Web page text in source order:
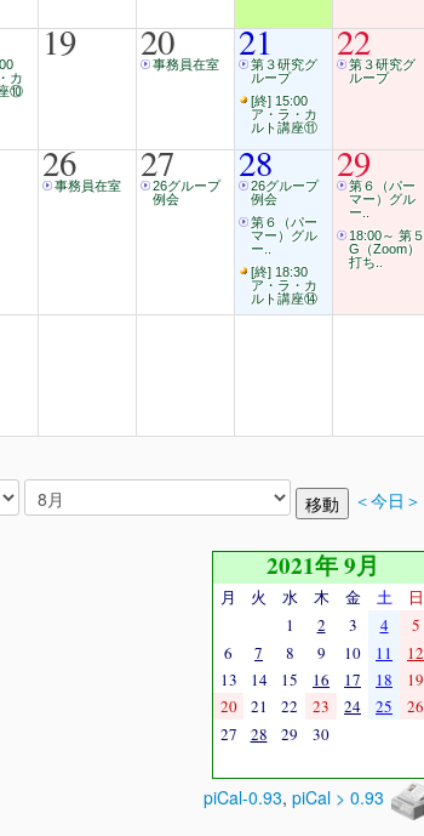
カ
⑩
19 20
事務員在室 21
第３研究グ
ループ
[終] 15:00
ア・ラ・カ
ルト講座⑪
22
第３研究グ
ループ
26
事務員在室 27
26グループ
例会
28
26グループ
例会
第６（パー
マー）グル
ー..
[終] 18:30
ア・ラ・カ
ルト講座⑭
29
第６（パー
マー）グル
ー..
18:00～ 第５
G（Zoom）
打ち..
＜今日＞
2021年 9月
月 火 水 木 金 土
日
1
2 3 4
5
6
7 8 9 10 11
12
13
14 15 16 17 18
19
20
21 22 23 24 25
26
27
28 29 30
piCal-0.93, piCal > 0.93